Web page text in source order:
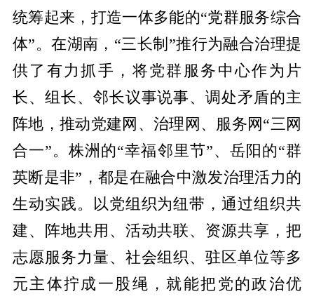
统筹起来，打造一体多能的“党群服务综合
体”。在湖南，“三长制”推行为融合治理提
供了有力抓手，将党群服务中心作为片
长、组长、邻长议事说事、调处矛盾的主
阵地，推动党建网、治理网、服务网“三网
合一”。株洲的“幸福邻里节”、岳阳的“群
英断是非”，都是在融合中激发治理活力的
生动实践。以党组织为纽带，通过组织共
建、阵地共用、活动共联、资源共享，把
志愿服务力量、社会组织、驻区单位等多
元主体拧成一股绳，就能把党的政治优